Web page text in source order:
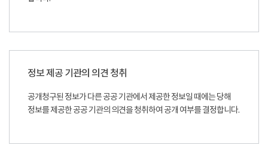
정보 제공 기관의 의견 청취
공개청구된 정보가 다른 공공 기관에서 제공한 정보일 때에는 당해
정보를 제공한 공공 기관의 의견을 청취하여 공개 여부를 결정합니다.